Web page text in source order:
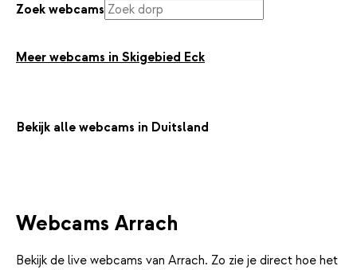
Zoek webcams
Meer webcams in Skigebied Eck
Bekijk alle webcams in Duitsland
Webcams Arrach
Bekijk de live webcams van Arrach. Zo zie je direct hoe het